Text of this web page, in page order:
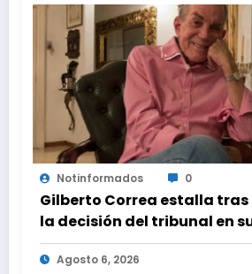
Notinformados 0
Gilberto Correa estalla tras
la decisión del tribunal en
Agosto 6, 2026